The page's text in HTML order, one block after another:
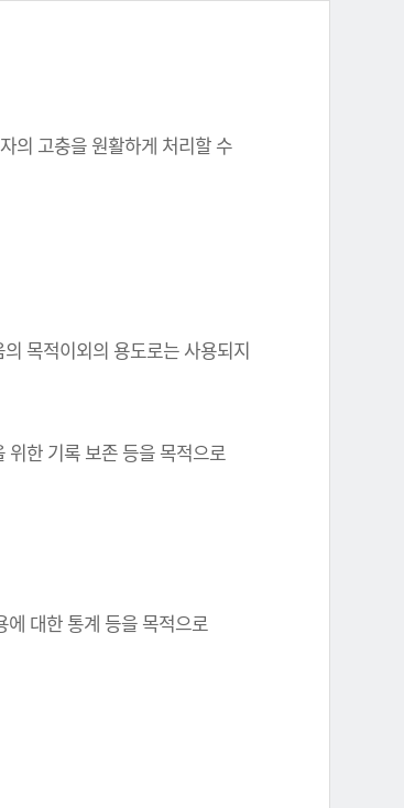
의 고충을 원활하게 처리할 수
목적이외의 용도로는 사용되지
위한 기록 보존 등을 목적으로
대한 통계 등을 목적으로